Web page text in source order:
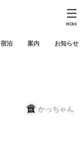
宿泊 案内 お知らせ
MENU
かっちゃん